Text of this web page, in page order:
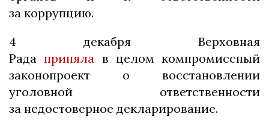
за коррупцию.
4 декабря Верховная
Радаприняла в целом компромиссный
законопроект о восстановлении
уголовной ответственности
за недостоверное декларирование.